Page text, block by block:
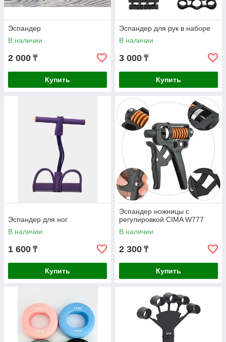
Эспандер
В наличии
2 000 ₸
Купить
Эспандер для рук в наборе
В наличии
3 000 ₸
Купить
Эспандер для ног
В наличии
1 600 ₸
Купить
Эспандер ножницы с
регулировкой CIMA W777
В наличии
2 300 ₸
Купить